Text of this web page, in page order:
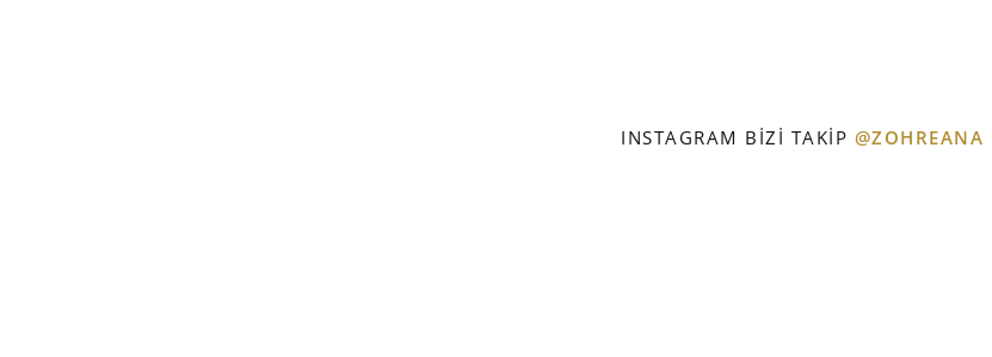
INSTAGRAM BIZI TAKIP @ZOHREANA